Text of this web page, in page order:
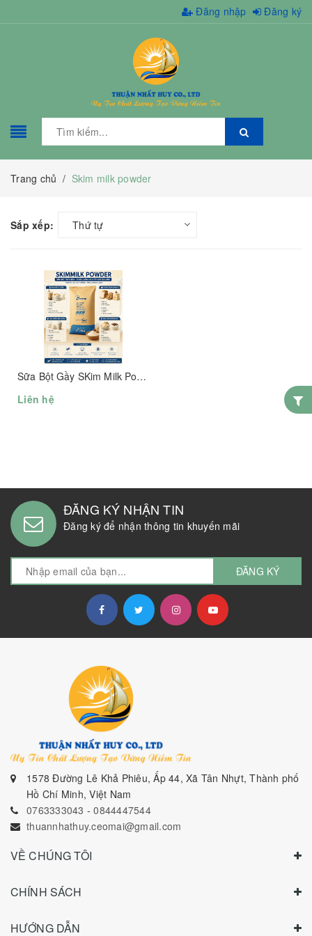
Đăng nhập Đăng ký
Trang chủ / Skim milk powder
Sắp xếp: Thứ tự
Sữa Bột Gầy SKim Milk Powder
Liên hệ
ĐĂNG KÝ NHẬN TIN
Đăng ký để nhận thông tin khuyến mãi
ĐĂNG KÝ
1578 Đường Lê Khả Phiêu, Ấp 44, Xã Tân Nhựt, Thành phố
Hồ Chí Minh, Việt Nam
0763333043 -0844447544
thuannhathuy.ceomai@gmail.com
VỀ CHÚNG TÔI
CHÍNH SÁCH
HƯỚNG DẪN